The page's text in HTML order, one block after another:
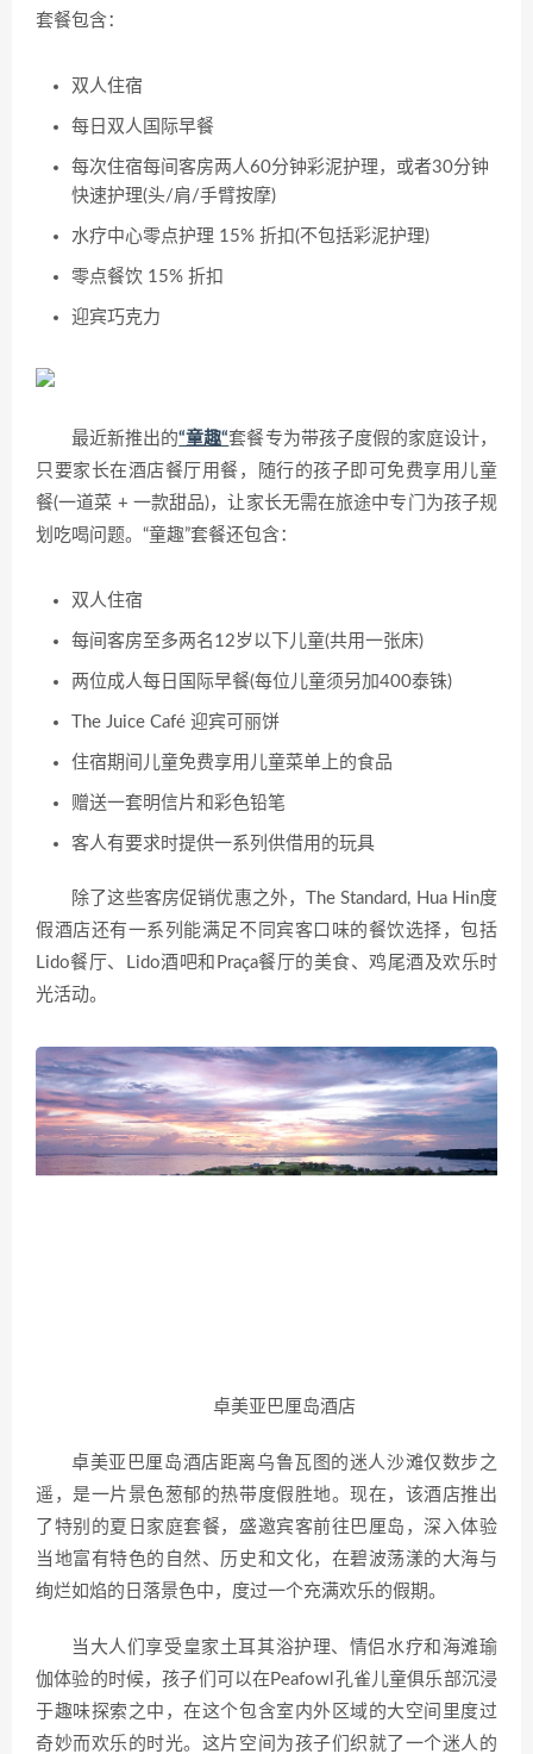
套餐包含：
双人住宿
每日双人国际早餐
每次住宿每间客房两人60分钟彩泥护理，或者30分钟
快速护理(头/肩/手臂按摩)
水疗中心零点护理 15% 折扣(不包括彩泥护理)
零点餐饮 15% 折扣
迎宾巧克力
最近新推出的“童趣“套餐专为带孩子度假的家庭设计，
只要家长在酒店餐厅用餐，随行的孩子即可免费享用儿童
餐(一道菜 + 一款甜品)，让家长无需在旅途中专门为孩子规
划吃喝问题。“童趣”套餐还包含：
双人住宿
每间客房至多两名12岁以下儿童(共用一张床)
两位成人每日国际早餐(每位儿童须另加400泰铢)
The Juice Café 迎宾可丽饼
住宿期间儿童免费享用儿童菜单上的食品
赠送一套明信片和彩色铅笔
客人有要求时提供一系列供借用的玩具
除了这些客房促销优惠之外，The Standard, Hua Hin度
假酒店还有一系列能满足不同宾客口味的餐饮选择，包括
Lido餐厅、Lido酒吧和Praça餐厅的美食、鸡尾酒及欢乐时
光活动。
卓美亚巴厘岛酒店
卓美亚巴厘岛酒店距离乌鲁瓦图的迷人沙滩仅数步之
遥，是一片景色葱郁的热带度假胜地。现在，该酒店推出
了特别的夏日家庭套餐，盛邀宾客前往巴厘岛，深入体验
当地富有特色的自然、历史和文化，在碧波荡漾的大海与
绚烂如焰的日落景色中，度过一个充满欢乐的假期。
当大人们享受皇家土耳其浴护理、情侣水疗和海滩瑜
伽体验的时候，孩子们可以在Peafowl孔雀儿童俱乐部沉浸
于趣味探索之中，在这个包含室内外区域的大空间里度过
奇妙而欢乐的时光。这片空间为孩子们织就了一个迷人的